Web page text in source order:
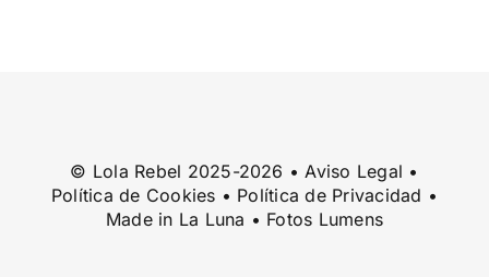
© Lola Rebel 2025-2026 •Aviso Legal •
Política de Cookies • Política de Privacidad •
Made in La Luna • Fotos Lumens